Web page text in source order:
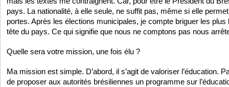
pays. La nationalité, à elle seule, ne suffit pas, même si elle
portes. Après les élections municipales, je compte briguer les
tête du pays. Ce qui signifie que nous ne comptons pas nous
Quelle sera votre mission, une fois élu ?
Ma mission est simple. D’abord, il s’agit de valoriser l’éducation.
de proposer aux autorités brésiliennes un programme sur